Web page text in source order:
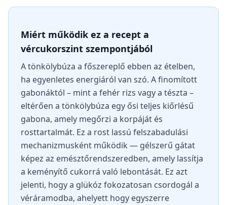
Miért működik ez a recept a
vércukorszint szempontjából
A tönkölybúza a főszereplő ebben az ételben,
ha egyenletes energiáról van szó. A finomított
gabonáktól – mint a fehér rizs vagy a tészta –
eltérően a tönkölybúza egy ősi teljes kiőrlésű
gabona, amely megőrzi a korpáját és
rosttartalmát. Ez a rost lassú felszabadulási
mechanizmusként működik — gélszerű gátat
képez az emésztőrendszeredben, amely lassítja
a keményítő cukorrá való lebontását. Ez azt
jelenti, hogy a glükóz fokozatosan csordogál a
véráramodba, ahelyett hogy egyszerre